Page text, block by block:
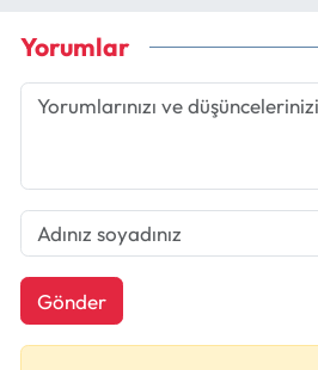
Yorumlar
Gönder